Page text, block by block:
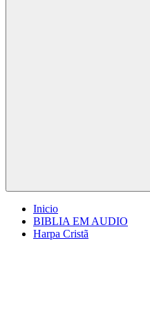
Inicio
BIBLIA EM AUDIO
Harpa Cristã